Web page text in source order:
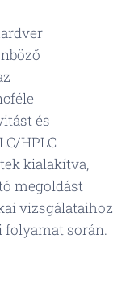
és
HPLC
kialakítva,
megoldást
vizsgálataihoz
során.